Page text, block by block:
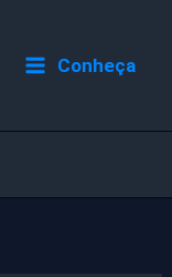
Conheça